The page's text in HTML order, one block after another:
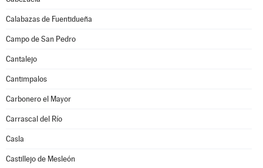
Calabazas de Fuentidueña
Campo de San Pedro
Cantalejo
Cantimpalos
Carbonero el Mayor
Carrascal del Río
Casla
Castillejo de Mesleón